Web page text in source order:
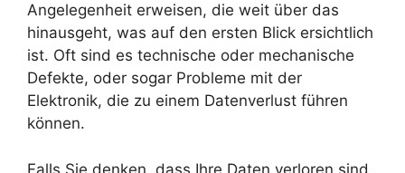
Angelegenheit erweisen, die weit über das
hinausgeht, was auf den ersten Blick ersichtlich
ist. Oft sind es technische oder mechanische
Defekte, oder sogar Probleme mit der
Elektronik, die zu einem Datenverlust führen
können.
Falls Sie denken, dass Ihre Daten verloren sind,